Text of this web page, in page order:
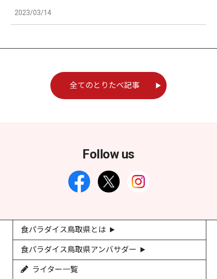
2023/03/14
全てのとりたべ記事
Follow us
食パラダイス鳥取県とは
食パラダイス鳥取県アンバサダー
ライター一覧